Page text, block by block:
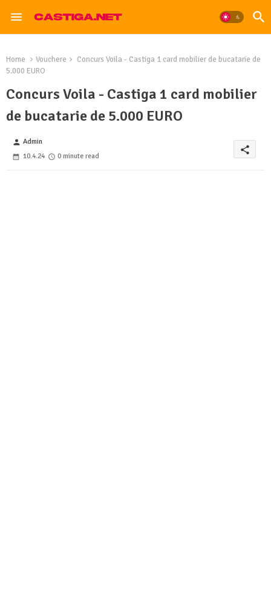
Home Vouchere
Concurs Voila - Castiga 1 card mobilier de bucatarie de
5.000 EURO
Concurs Voila - Castiga 1 card mobilier
de bucatarie de 5.000 EURO
person Admin
10.4.24
0 minute read
share